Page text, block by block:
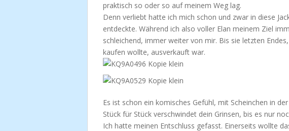
praktisch so oder so auf meinem Weg lag.
Denn verliebt hatte ich mich schon und zwar in diese
entdeckte. Während ich also voller Elan meinem Ziel
schleichend, immer weiter von mir. Bis sie letzten
kaufen wollte, ausverkauft war.
Es ist schon ein komisches Gefühl, mit Scheinchen in
Stück für Stück verschwindet dein Grinsen, bis es nur
Ich hatte meinen Entschluss gefasst. Einerseits wollte